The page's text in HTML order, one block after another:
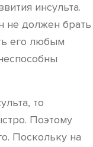
инсульта.
не должен брать
его любым
то
Поэтому
Поскольку на